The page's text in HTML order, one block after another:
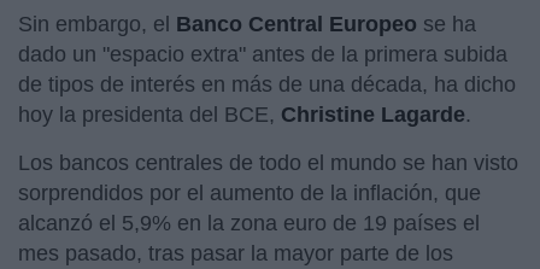
Sin embargo, el Banco Central Europeo se ha
dado un "espacio extra" antes de la primera subida
de tipos de interés en más de una década, ha dicho
hoy la presidenta del BCE, Christine Lagarde.
Los bancos centrales de todo el mundo se han visto
sorprendidos por el aumento de la inflación, que
alcanzó el 5,9% en la zona euro de 19 países el
mes pasado, tras pasar la mayor parte de los